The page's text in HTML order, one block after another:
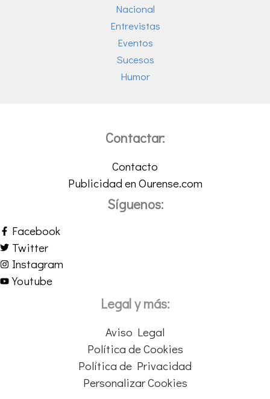
Nacional
Entrevistas
Eventos
Sucesos
Humor
Contactar:
Contacto
Publicidad en Ourense.com
Síguenos:
Facebook
Twitter
Instagram
Youtube
Legal y más:
Aviso Legal
Política de Cookies
Política de Privacidad
Personalizar Cookies